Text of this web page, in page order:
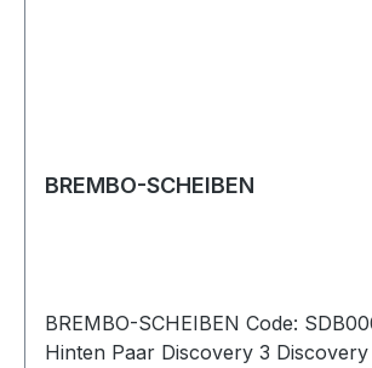
BREMBO-SCHEIBEN
BREMBO-SCHEIBEN Code:
Hinten Paar Discovery 3 Discovery 4 Range